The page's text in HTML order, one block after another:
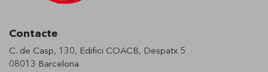
Contacte
C. de Casp, 130, Edifici COACB, Despatx 5
08013 Barcelona